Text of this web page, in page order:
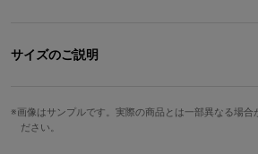
了承ください。
一松のイメージカラーのパープルをベース
松モチーフのリングがポイントのチョーカ
サイズのご説明
画像はサンプルです。実際の商品とは一部異なる場合
ださい。